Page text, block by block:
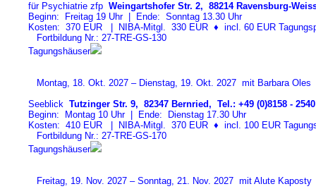
für Psychiatrie zfp Weingartshofer Str. 2, 88214 Ravensburg-
Beginn: Freitag 19 Uhr | Ende: Sonntag 13.30 Uhr
Kosten: 370 EUR | NIBA-Mitgl. 330 EUR ♦ incl. 60 EUR
Fortbildung Nr.: 27-TRE-GS-130
Tagungshäuser
Montag, 18. Okt. 2027 – Dienstag, 19. Okt. 2027 mit Barbara Oles
Seeblick Tutzinger Str. 9, 82347 Bernried, Tel.: +49 (0)8158 - 2540
Beginn: Montag 10 Uhr | Ende: Dienstag 17.30 Uhr
Kosten: 410 EUR | NIBA-Mitgl. 370 EUR ♦ incl. 100 EUR
Fortbildung Nr.: 27-TRE-GS-170
Tagungshäuser
Freitag, 19. Nov. 2027 – Sonntag, 21. Nov. 2027 mit Alute Kaposty